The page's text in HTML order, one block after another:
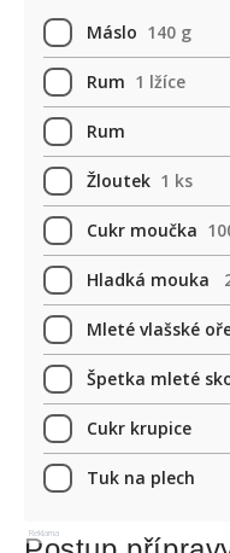
Máslo 140 g
Rum 1 lžíce
Rum
Žloutek 1 ks
Cukr moučka
Hladká mouka
Mleté vlašské
Špetka mleté
Cukr krupice
Tuk na plech
Reklama